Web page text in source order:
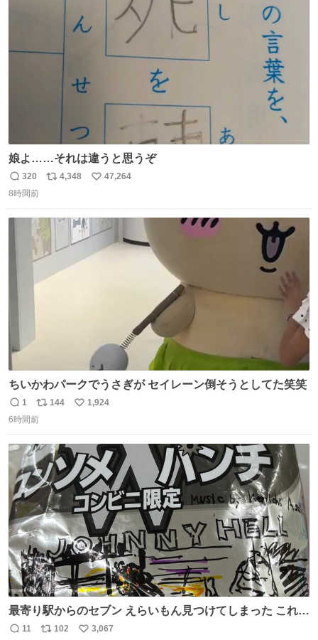
娘よ……それは違うと思うぞ
返
信
320
リ
ト
4,348
い
47,264
8時間前
ちいかわパークでうさぎが セイレーン倒そうとしてた笑笑
返
信
1
リ
ポ
ト
数
144
い
数
1,924
6時間前
最寄り駅からのセブン えらいもん見つけてしまった これ売
返
11
リ
102
い
3,067